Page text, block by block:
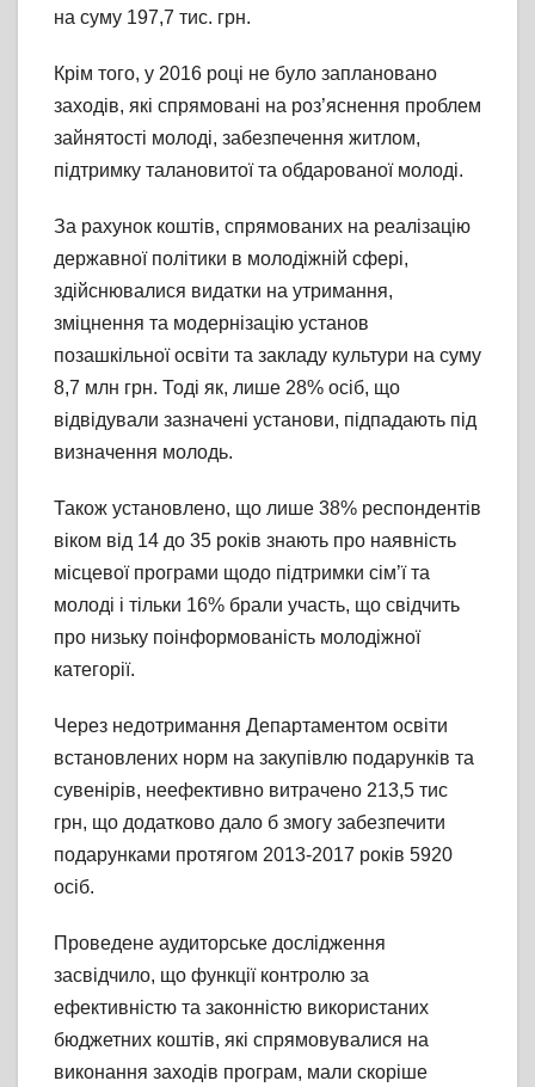
на суму 197,7 тис. грн.
Крім того, у 2016 році не було заплановано
заходів, які спрямовані на роз’яснення проблем
зайнятості молоді, забезпечення житлом,
підтримку талановитої та обдарованої молоді.
За рахунок коштів, спрямованих на реалізацію
державної політики в молодіжній сфері,
здійснювалися видатки на утримання,
зміцнення та модернізацію установ
позашкільної освіти та закладу культури на суму
8,7 млн грн. Тоді як, лише 28% осіб, що
відвідували зазначені установи, підпадають під
визначення молодь.
Також установлено, що лише 38% респондентів
віком від 14 до 35 років знають про наявність
місцевої програми щодо підтримки сім’ї та
молоді і тільки 16% брали участь, що свідчить
про низьку поінформованість молодіжної
категорії.
Через недотримання Департаментом освіти
встановлених норм на закупівлю подарунків та
сувенірів, неефективно витрачено 213,5 тис
грн, що додатково дало б змогу забезпечити
подарунками протягом 2013-2017 років 5920
осіб.
Проведене аудиторське дослідження
засвідчило, що функції контролю за
ефективністю та законністю використаних
бюджетних коштів, які спрямовувалися на
виконання заходів програм, мали скоріше